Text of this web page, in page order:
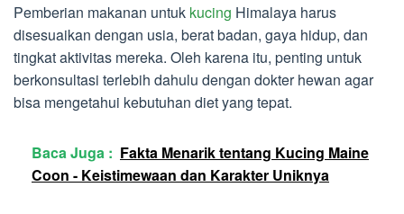
Pemberian makanan untuk kucing Himalaya harus
disesuaikan dengan usia, berat badan, gaya hidup, dan
tingkat aktivitas mereka. Oleh karena itu, penting untuk
berkonsultasi terlebih dahulu dengan dokter hewan agar
bisa mengetahui kebutuhan diet yang tepat.
Baca Juga : Fakta Menarik tentang Kucing Maine
Coon - Keistimewaan dan Karakter Uniknya